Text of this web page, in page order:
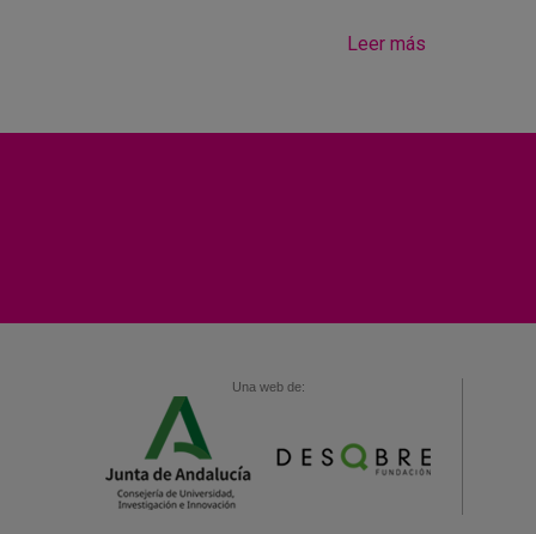
Leer más
Una web de: